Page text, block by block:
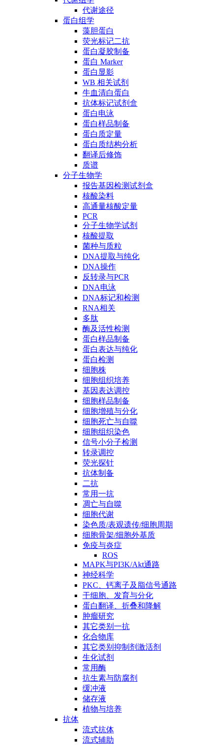
代谢途径
蛋白组学
藻胆蛋白
荧光标记二抗
蛋白凝胶制备
蛋白 Marker
蛋白显影
WB 相关试剂
牛血清白蛋白
抗体标记试剂盒
蛋白电泳
蛋白样品制备
蛋白质定量
蛋白质结构分析
翻译后修饰
质谱
分子生物学
报告基因检测试剂盒
核酸染料
高通量核酸定量
PCR
分子生物学试剂
核酸提取
菌种与质粒
DNA提取与纯化
DNA操作
反转录与PCR
DNA电泳
DNA标记和检测
RNA相关
多肽
酶及活性检测
蛋白样品制备
蛋白表达与纯化
蛋白检测
细胞株
细胞组织培养
基因表达调控
细胞样品制备
细胞增殖与分化
细胞死亡与自噬
细胞组织染色
信号小分子检测
转录调控
荧光探针
抗体制备
二抗
常用一抗
凋亡与自噬
细胞代谢
染色质/表观遗传/细胞周期
细胞骨架/细胞外基质
免疫与炎症
ROS
MAPK与PI3K/Akt通路
神经科学
PKC、钙离子及脂信号通路
干细胞、发育与分化
蛋白翻译、折叠和降解
肿瘤研究
其它类别一抗
化合物库
其它类别抑制剂激活剂
生化试剂
常用酶
抗生素与防腐剂
缓冲液
储存液
植物与培养
抗体
流式抗体
流式辅助